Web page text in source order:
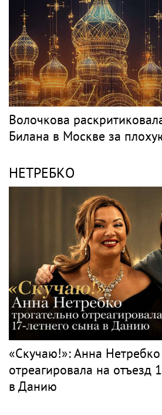
Волочкова
Билана в Москве за
НЕТРЕБКО
«Скучаю!»: Анна Нетребко
отреагировала на отъезд
в Данию